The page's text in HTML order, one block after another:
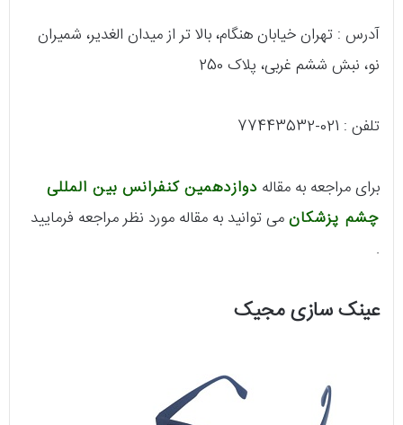
آدرس : تهران خیابان هنگام، بالا تر از میدان الغدیر، شمیران
نو، نبش ششم غربی، پلاک 250
تلفن : 021-77443532
برای مراجعه به مقاله دوازدهمین کنفرانس بین المللی
چشم پزشکانمی توانید به مقاله مورد نظر مراجعه فرمایید
.
عینک سازی مجیک